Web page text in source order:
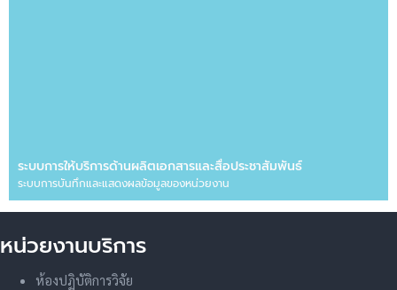
ระบบการให้บริการด้านผลิตเอกสารและสื่อประชาสัมพันธ์
ระบบการบันทึกและแสดงผลข้อมูลของหน่วยงาน
หน่วยงานบริการ
ห้องปฏิบัติการวิจัย